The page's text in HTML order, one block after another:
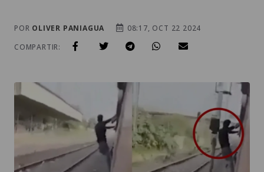
POR OLIVER PANIAGUA
08:17, OCT 22 2024
COMPARTIR: